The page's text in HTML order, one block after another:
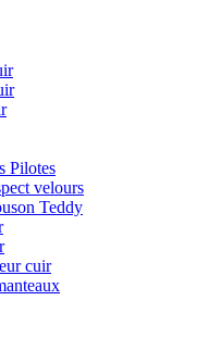
Pilotes
velours
Teddy
cuir